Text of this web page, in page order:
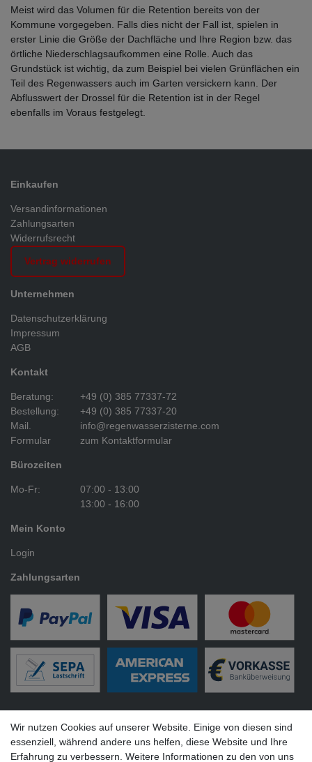
Meist wird das Volumen für die Retention bereits von der
Kommune vorgegeben. Falls dies nicht der Fall ist, spielen in
erster Linie die Größe der Dachfläche und Ihre Region bzw. das
örtliche Niederschlagsaufkommen eine Rolle. Auch das
Grundstück ist wichtig, da zum Beispiel bei vielen Grünflächen ein
Teil des Regenwassers auch im Garten versickern kann. Der
Abflusswert der Drossel für die Retention ist in der Regel
ebenfalls im Voraus festgelegt.
Einkaufen
Versandinformationen
Zahlungsarten
Widerrufsrecht
Vertrag widerrufen
Unternehmen
Datenschutzerklärung
Impressum
AGB
Kontakt
Beratung:
+49 (0) 385 77337-72
Bestellung:
+49 (0) 385 77337-20
Mail.
info@regenwasserzisterne.com
Formular
zum Kontaktformular
Bürozeiten
Mo-Fr:
07:00 - 13:00
13:00 - 16:00
Mein Konto
Login
Zahlungsarten
Wir nutzen Cookies auf unserer Website. Einige von diesen sind
essenziell, während andere uns helfen, diese Website und Ihre
Erfahrung zu verbessern. Weitere Informationen zu den von uns